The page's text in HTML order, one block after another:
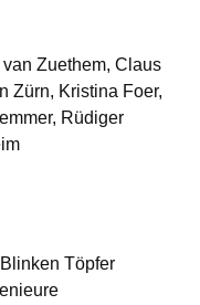
Zuethem, Claus
Zürn, Kristina Foer,
Rüdiger
Töpfer